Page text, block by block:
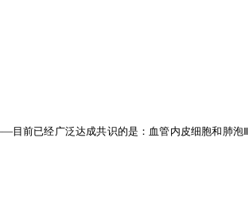
目前已经广泛达成共识的是：血管内皮细胞和肺泡Ⅱ